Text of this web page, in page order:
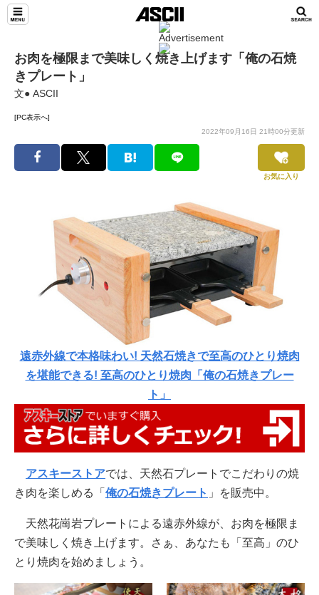
お肉を極限まで美味しく焼き上げます「俺の石焼
きプレート」
文● ASCII
[PC表示へ]
2022年09月16日 21時00分更新
お気に入り
遠赤外線で本格味わい! 天然石焼きで至高のひとり焼肉
を堪能できる! 至高のひとり焼肉「俺の石焼きプレー
ト」
アスキーストアでは、天然石プレートでこだわりの焼
き肉を楽しめる「 俺の石焼きプレート 」を販売中。
天然花崗岩プレートによる遠赤外線が、お肉を極限ま
で美味しく焼き上げます。さぁ、あなたも「至高」のひ
とり焼肉を始めましょう。